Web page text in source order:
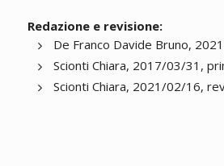
Redazione e revisione:
De Franco Davide Bruno,
Scionti Chiara, 2017/03/31,
Scionti Chiara, 2021/02/16,